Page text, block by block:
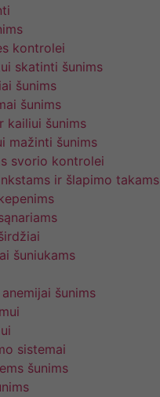
kontrolei
skatinti šunims
šunims
šunims
kailiui šunims
mažinti šunims
svorio kontrolei
ir šlapimo takams
šuniukams
šunims
sistemai
šunims